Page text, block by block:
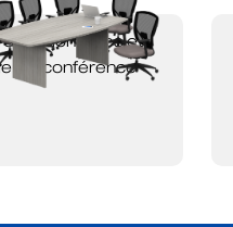
occasionnelles et
de conférence